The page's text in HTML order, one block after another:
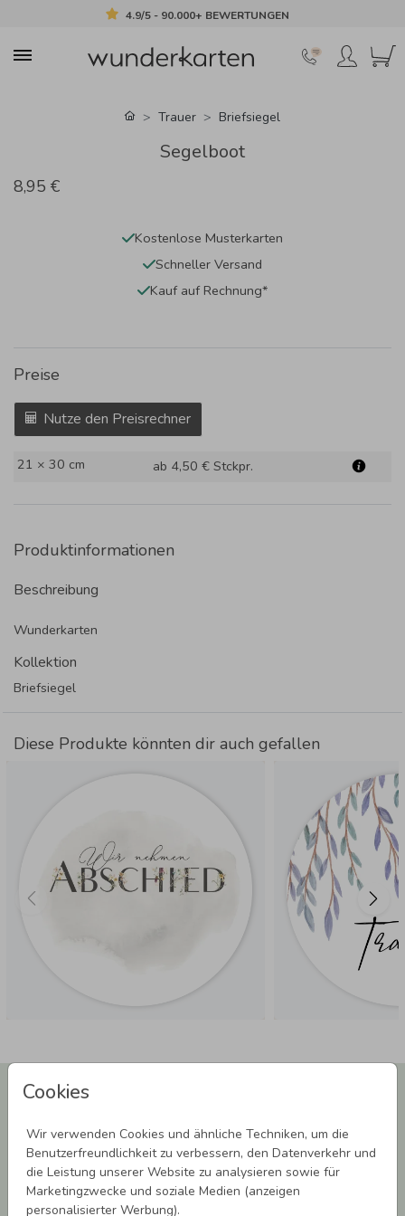
4.9/5 - 90.000+ BEWERTUNGEN
Cookies
Wir verwenden Cookies und ähnliche Techniken, um die
Benutzerfreundlichkeit zu verbessern, den Datenverkehr und
die Leistung unserer Website zu analysieren sowie für
Marketingzwecke und soziale Medien (anzeigen
personalisierter Werbung).
Trauer Briefsiegel
Segelboot
8,95 €
Kostenlose Musterkarten
Schneller Versand
Kauf auf Rechnung*
Preise
Nutze den Preisrechner
21 × 30 cm ab 4,50 € Stckpr.
Produktinformationen
Beschreibung
Wunderkarten
Kollektion
Briefsiegel
Diese Produkte könnten dir auch gefallen
Newsletter abonnieren und 5,00 € Rabatt**
sichern!
Melde Dich zu unserem Newsletter an und bleibe auf dem
Laufenden.